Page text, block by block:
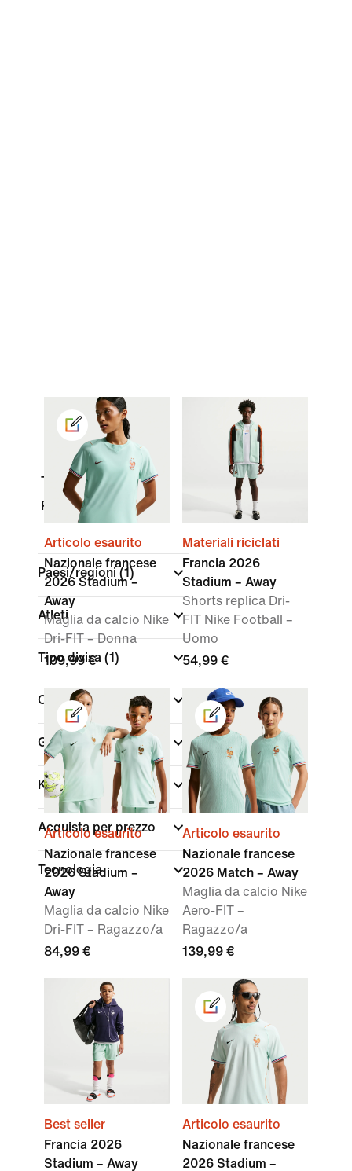
Top, maglie e t-shirt
Pantaloncini
Paesi/regioni (1)
Atleti
Tipo divisa (1)
Colore
Genere
Kids
Acquista per prezzo
Tecnologia
Articolo esaurito
Nazionale francese
2026 Stadium –
Away
Maglia da calcio Nike
Dri-FIT – Donna
109,99 €
Materiali riciclati
Francia 2026
Stadium – Away
Shorts replica Dri-
FIT Nike Football –
Uomo
54,99 €
Articolo esaurito
Nazionale francese
2026 Stadium –
Away
Maglia da calcio Nike
Dri-FIT – Ragazzo/a
84,99 €
Articolo esaurito
Nazionale francese
2026 Match – Away
Maglia da calcio Nike
Aero-FIT –
Ragazzo/a
139,99 €
Best seller
Francia 2026
Stadium – Away
Articolo esaurito
Nazionale francese
2026 Stadium –